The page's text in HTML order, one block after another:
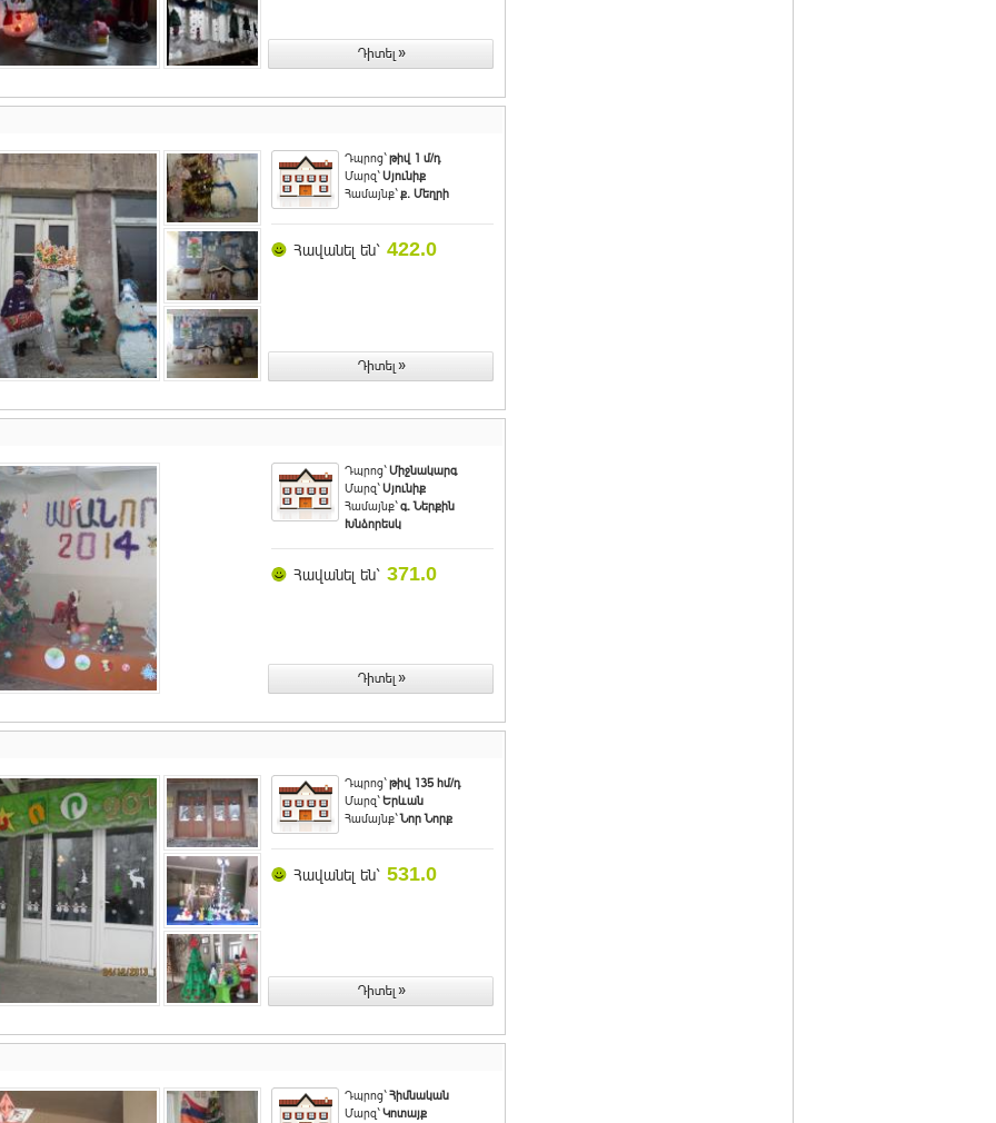
Դպրոց`թիվ 1 մ/դ
Մարզ`Սյունիք
Համայնք`ք. Մեղրի
Հավանել են` 422.0
Դպրոց`Միջնակարգ
Մարզ`Սյունիք
Համայնք`գ. Ներքին
Խնձորեսկ
Հավանել են` 371.0
Դպրոց`թիվ 135 հմ/դ
Մարզ`Երևան
Համայնք`Նոր Նորք
Հավանել են` 531.0
Դպրոց`Հիմնական
Մարզ`Կոտայք